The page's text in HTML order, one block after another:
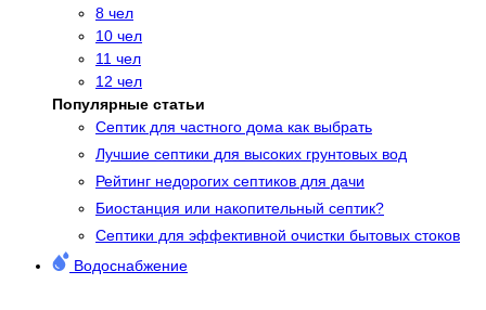
8 чел
10 чел
11 чел
12 чел
Популярные статьи
Cептик для частного дома как выбрать
Лучшие септики для высоких грунтовых вод
Рейтинг недорогих септиков для дачи
Биостанция или накопительный септик?
Септики для эффективной очистки бытовых стоков
Водоснабжение